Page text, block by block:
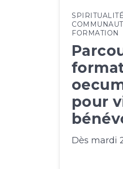
SPIRITUALITÉ
FORMATION
pour
Dès mardi